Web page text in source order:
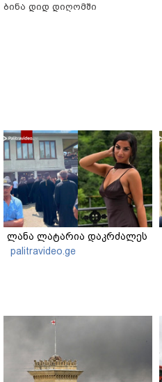
ბინა დიდ დიღომში
ლანა ლატარია დაკრძალეს
palitravideo.ge